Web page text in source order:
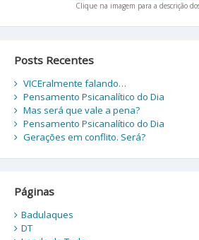
Clique na imagem para a descrição
Posts Recentes
VICEralmente falando…
Pensamento Psicanalítico do Dia
Mas será que vale a pena?
Pensamento Psicanalítico do Dia
Gerações em conflito. Será?
Páginas
Badulaques
DT